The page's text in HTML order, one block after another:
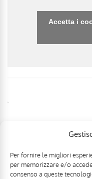
Per fornire le migliori
per memorizzare e/o
consenso a queste
Accetta i